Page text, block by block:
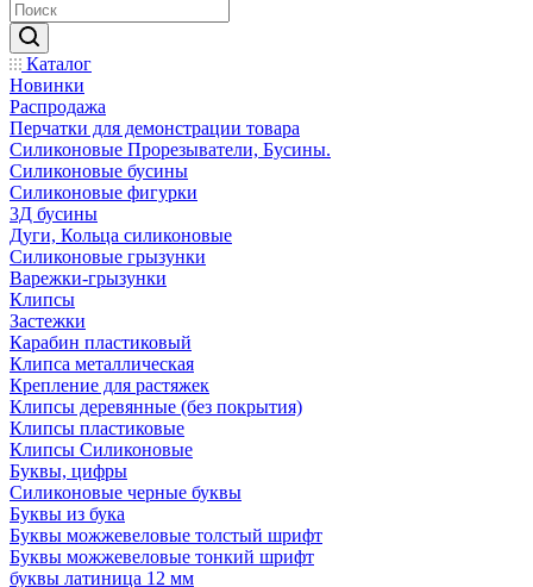
Каталог
Новинки
Распродажа
Перчатки для демонстрации товара
Силиконовые Прорезыватели, Бусины.
Силиконовые бусины
Силиконовые фигурки
3Д бусины
Дуги, Кольца силиконовые
Силиконовые грызунки
Варежки-грызунки
Клипсы
Застежки
Карабин пластиковый
Клипса металлическая
Крепление для растяжек
Клипсы деревянные (без покрытия)
Клипсы пластиковые
Клипсы Силиконовые
Буквы, цифры
Силиконовые черные буквы
Буквы из бука
Буквы можжевеловые толстый шрифт
Буквы можжевеловые тонкий шрифт
буквы латиница 12 мм